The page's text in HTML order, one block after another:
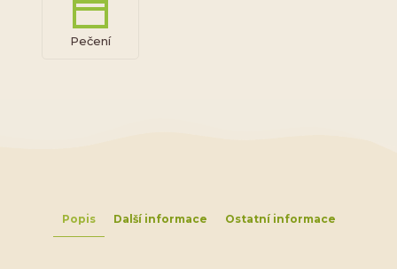
Pečení
Popis Další informace Ostatní informace